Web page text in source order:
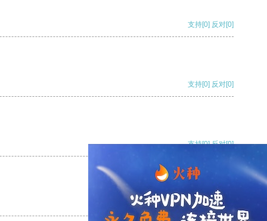
支持[0] 反对[0]
支持[0] 反对[0]
支持[0] 反对[0]
支持[0] 反对